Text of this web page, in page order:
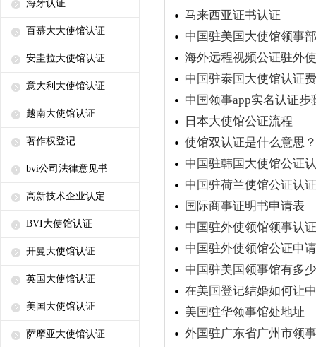
海牙认证
百慕大大使馆认证
安圭拉大使馆认证
意大利大使馆认证
越南大使馆认证
著作权登记
bvi公司法律意见书
高新技术企业认定
BVI大使馆认证
开曼大使馆认证
英国大使馆认证
美国大使馆认证
萨摩亚大使馆认证
马来西亚证书认证
中国驻美国大使馆领事
海外远程视频公证驻外
中国驻泰国大使馆认证
中国领事app实名认证步
日本大使馆公证流程
使馆双认证是什么意思？
中国驻韩国大使馆公证
中国驻荷兰使馆公证认证
国际商事证明书申请表
中国驻外使领馆领事认
中国驻外使领馆公证申
中国驻美国领事馆有多
在美国登记结婚如何让
美国驻华领事馆处地址
外国驻广东省广州市领